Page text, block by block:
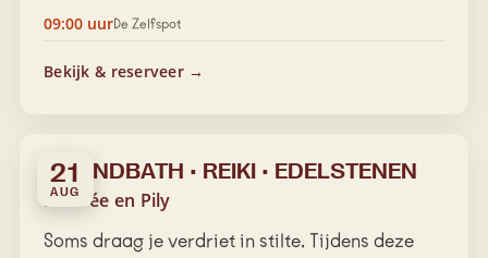
09:00 uurDe Zelfspot
Bekijk & reserveer →
21
AUG
SOUNDBATH • REIKI • EDELSTENEN
Désirée en Pily
Soms draag je verdriet in stilte. Tijdens deze